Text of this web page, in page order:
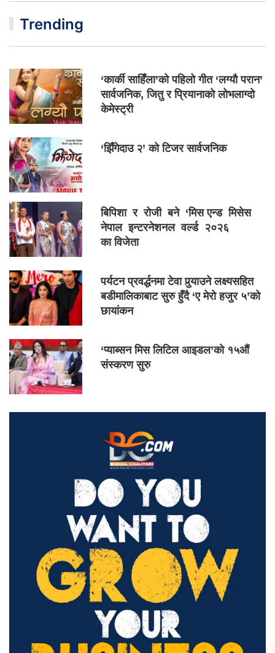
Trending
‘कार्की साहिँला’को पहिलो गीत ‘लग्यौ परान’
सार्वजनिक, जितु र प्रियानाको लोभलाग्दो
केमेस्ट्री
‘झिँगेदाउ २’ को टिजर सार्वजनिक
बिपिशा र रोजी बने ‘मिस एन्ड मिसेस
नेपाल इन्टरनेशनल वर्ल्ड २०२६
का विजेता
पर्यटन प्रवर्द्धनमा टेवा पुर्‍याउने लक्ष्यसहित
बडीमालिकाबाट सुरु हुँदै ‘ए मेरो हजुर ५’को
छायांकन
‘प्याब्सन मिस लिटिल आइडल’को १५औं
संस्करण सुरु